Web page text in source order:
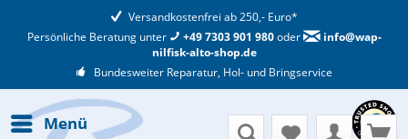
Versandkostenfrei ab 250,- Euro*
Persönliche Beratung unter
+49 7303 901 980oder
info@wap-
nilfisk-alto-shop.de
Bundesweiter Reparatur, Hol- und Bringservice
Menü